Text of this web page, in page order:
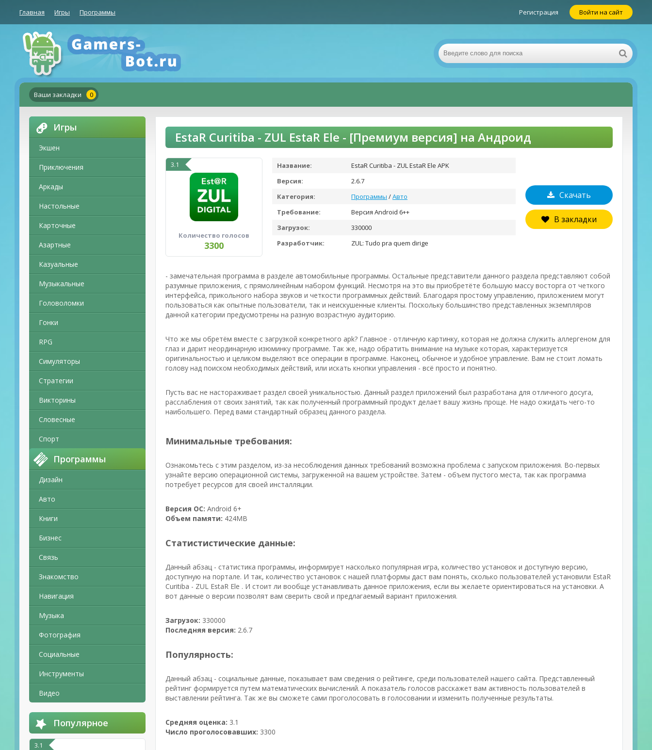
Главная Игры Программы Регистрация Войти на сайт
Ваши закладки 0
Игры
Экшен
Приключения
Аркады
Настольные
Карточные
Азартные
Казуальные
Музыкальные
Головоломки
Гонки
RPG
Симуляторы
Стратегии
Викторины
Словесные
Спорт
Программы
Дизайн
Авто
Книги
Бизнес
Связь
Знакомство
Навигация
Музыка
Фотография
Социальные
Инструменты
Видео
Популярное
3.1
EstaR Curitiba - ZUL EstaR Ele - [Премиум версия] на Андроид
3.1
Количество голосов
3300
Скачать
В закладки
Название:
EstaR Curitiba - ZUL EstaR Ele APK
Версия:
2.6.7
Категория:
Программы /Авто
Требование:
Версия Android 6++
Загрузок:
330000
Разработчик:
ZUL: Tudo pra quem dirige
- замечательная программа в разделе автомобильные программы. Остальные представители данного раздела представляют собой
разумные приложения, с прямолинейным набором функций. Несмотря на это вы приобретёте большую массу восторга от четкого
интерфейса, прикольного набора звуков и четкости программных действий. Благодаря простому управлению, приложением могут
пользоваться как опытные пользователи, так и неискушенные клиенты. Поскольку большинство представленных экземпляров
данной категории предусмотрены на разную возрастную аудиторию.
Что же мы обретём вместе с загрузкой конкретного apk? Главное - отличную картинку, которая не должна служить аллергеном для
глаз и дарит неординарную изюминку программе. Так же, надо обратить внимание на музыке которая, характеризуется
оригинальностью и целиком выделяют все операции в программе. Наконец, обычное и удобное управление. Вам не стоит ломать
голову над поиском необходимых действий, или искать кнопки управления - всё просто и понятно.
Пусть вас не настораживает раздел своей уникальностью. Данный раздел приложений был разработана для отличного досуга,
расслабления от своих занятий, так как полученный программный продукт делает вашу жизнь проще. Не надо ожидать чего-то
наибольшего. Перед вами стандартный образец данного раздела.
Минимальные требования:
Ознакомьтесь с этим разделом, из-за несоблюдения данных требований возможна проблема с запуском приложения. Во-первых
узнайте версию операционной системы, загруженной на вашем устройстве. Затем - объем пустого места, так как программа
потребует ресурсов для своей инсталляции.
Версия ОС: Android 6+
Объем памяти: 424MB
Статистистические данные:
Данный абзац - статистика программы, информирует насколько популярная игра, количество установок и доступную версию,
доступную на портале. И так, количество установок с нашей платформы даст вам понять, сколько пользователей установили EstaR
Curitiba - ZUL EstaR Ele . И стоит ли вообще устанавливать данное приложения, если вы желаете ориентироваться на установки. А
вот данные о версии позволят вам сверить свой и предлагаемый вариант приложения.
Загрузок: 330000
Последняя версия: 2.6.7
Популярность:
Данный абзац - социальные данные, показывает вам сведения о рейтинге, среди пользователей нашего сайта. Представленный
рейтинг формируется путем математических вычислений. А показатель голосов расскажет вам активность пользователей в
выставлении рейтинга. Так же вы сможете сами проголосовать в голосовании и изменить полученные результаты.
Средняя оценка: 3.1
Число проголосовавших: 3300